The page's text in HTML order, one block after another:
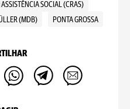
SOCIAL (CRAS)
(MDB) PONTA GROSSA